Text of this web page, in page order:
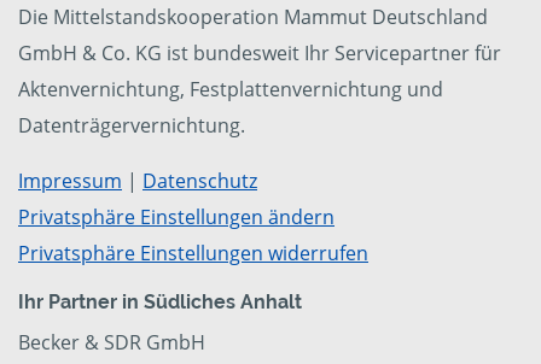
Die Mittelstandskooperation Mammut Deutschland
GmbH & Co. KG ist bundesweit Ihr Servicepartner für
Aktenvernichtung, Festplattenvernichtung und
Datenträgervernichtung.
Impressum | Datenschutz
Privatsphäre Einstellungen ändern
Privatsphäre Einstellungen widerrufen
Ihr Partner in Südliches Anhalt
Becker & SDR GmbH